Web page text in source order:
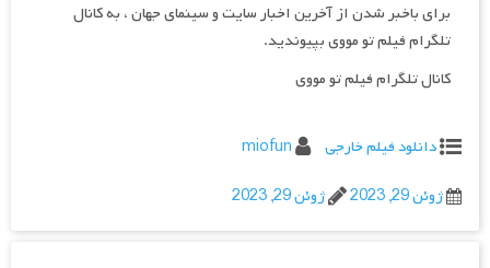
برای باخبر شدن از آخرین اخبار سایت و سینمای جهان ، به کانال
تلگرام فیلم تو مووی بپیوندید.
کانال تلگرام فیلم تو مووی
دانلود فیلم خارجی
miofun
ژوئن 29, 2023
ژوئن 29, 2023